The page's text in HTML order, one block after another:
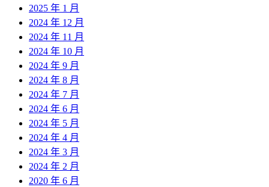
2025 年 1 月
2024 年 12 月
2024 年 11 月
2024 年 10 月
2024 年 9 月
2024 年 8 月
2024 年 7 月
2024 年 6 月
2024 年 5 月
2024 年 4 月
2024 年 3 月
2024 年 2 月
2020 年 6 月